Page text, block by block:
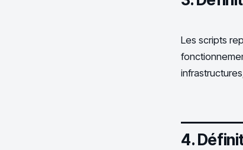
Les scripts
4.